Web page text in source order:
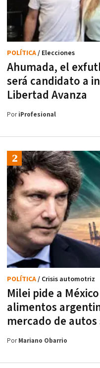
Ahumada, el
será candidato a
Libertad Avanza
POLÍTICA/ Elecciones
PoriProfesional
Milei pide a
alimentos
mercado de autos
POLÍTICA/ Crisis automotriz
PorMariano Obarrio